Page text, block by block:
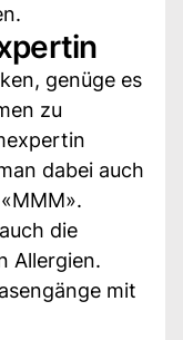
genüge es
zu
dabei auch
die
Allergien.
mit